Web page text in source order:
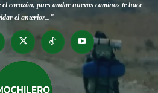
corazón, pues andar nuevos caminos te hace
el anterior..."